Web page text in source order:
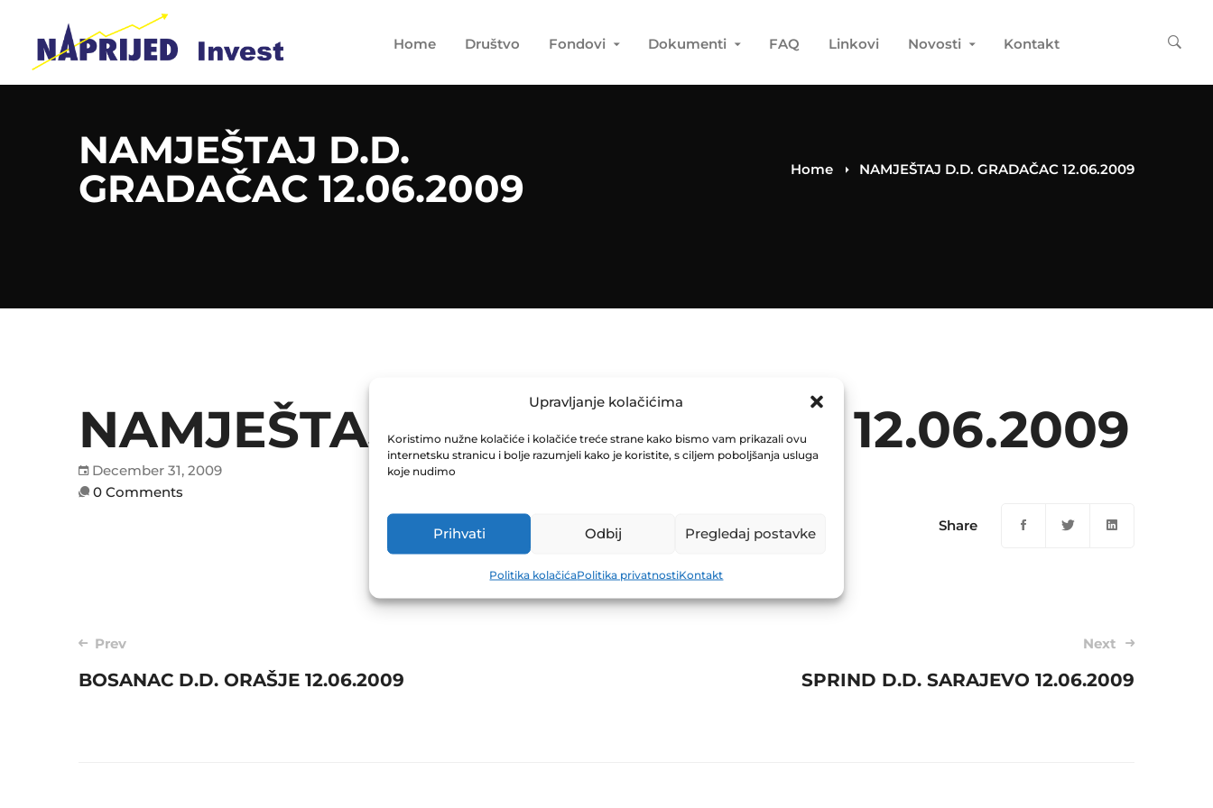
Upravljanje kolačićima
Koristimo nužne kolačiće i kolačiće treće strane kako bismo vam prikazali ovu
internetsku stranicu i bolje razumjeli kako je koristite, s ciljem poboljšanja usluga
koje nudimo
Prihvati Odbij Pregledaj postavke
Politika kolačićaPolitika privatnostiKontakt
Home Društvo Fondovi Dokumenti FAQ Linkovi Novosti Kontakt
NAMJEŠTAJ D.D.
GRADAČAC 12.06.2009
Home NAMJEŠTAJ D.D. GRADAČAC 12.06.2009
NAMJEŠTAJ D.D. GRADAČAC 12.06.2009
December 31, 2009
0 Comments
Share
Post
navigation
Prev
BOSANAC D.D. ORAŠJE 12.06.2009
Next
SPRIND D.D. SARAJEVO 12.06.2009